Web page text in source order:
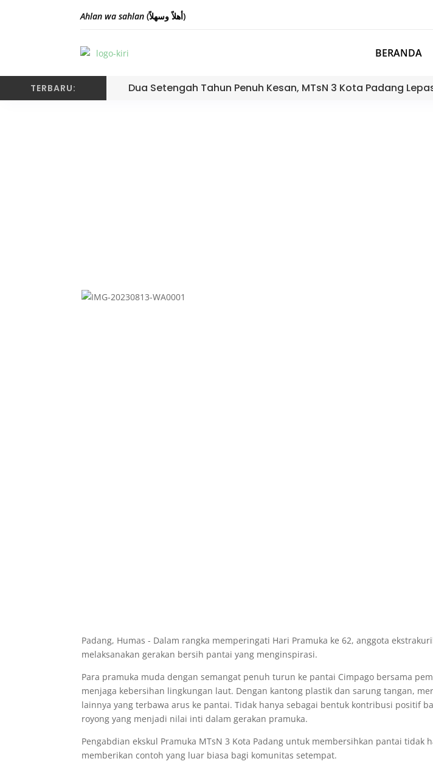
Ahlan wa sahlan (أهلاً وسهلاً)
BERANDA
TERBARU: Dua Setengah Tahun Penuh Kesan, MTsN 3 Kota Padang
Padang, Humas - Dalam rangka memperingati Hari Pramuka ke 62, anggota
melaksanakan gerakan bersih pantai yang menginspirasi.
Para pramuka muda dengan semangat penuh turun ke pantai Cimpago bersama
menjaga kebersihan lingkungan laut. Dengan kantong plastik dan sarung tangan,
lainnya yang terbawa arus ke pantai. Tidak hanya sebagai bentuk kontribusi positif
royong yang menjadi nilai inti dalam gerakan pramuka.
Pengabdian ekskul Pramuka MTsN 3 Kota Padang untuk membersihkan pantai
memberikan contoh yang luar biasa bagi komunitas setempat.